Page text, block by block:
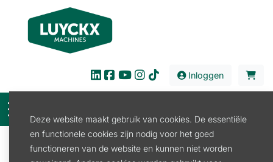
Inloggen
Filter
Deze website maakt gebruik van cookies. De essentiële
en functionele cookies zijn nodig voor het goed
functioneren van de website en kunnen niet worden